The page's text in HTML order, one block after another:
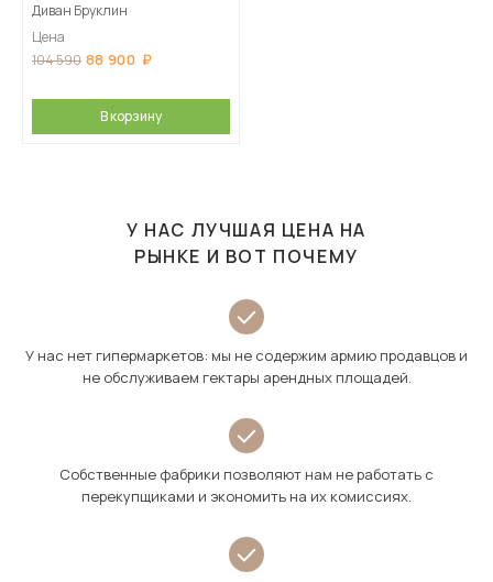
Диван Бруклин
Цена
104 590 88 900
В корзину
У НАС ЛУЧШАЯ ЦЕНА НА
РЫНКЕ И ВОТ ПОЧЕМУ
У нас нет гипермаркетов: мы не содержим армию продавцов и
не обслуживаем гектары арендных площадей.
Собственные фабрики позволяют нам не работать с
перекупщиками и экономить на их комиссиях.